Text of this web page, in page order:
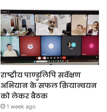
राष्ट्रीय पाण्डुलिपि सर्वेक्षण
अभियान के सफल क्रियान्वयन
को लेकर बैठक
1 week ago